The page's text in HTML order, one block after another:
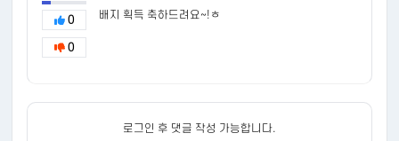
0
0
배지 획득 축하드려요~!ㅎ
로그인 후 댓글 작성 가능합니다.